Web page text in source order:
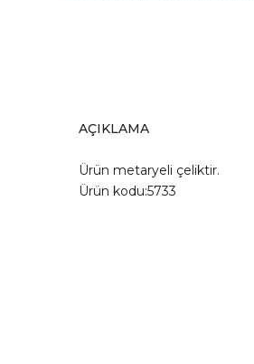
AÇIKLAMA
Ürün metaryeli çeliktir.
Ürün kodu:5733